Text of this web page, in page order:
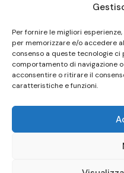
Per fornire le migliori
per memorizzare e/o accedere
consenso a queste tecnologie
comportamento di navigazione
acconsentire o ritirare il
caratteristiche e funzioni.
CucuFestival 2026:
Il sound travolgente di
italiana
Firenze - SEO BY